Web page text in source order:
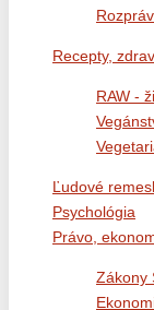
Recepty,
RAW -
Ľudové
Psychológia
Právo,
Zákony